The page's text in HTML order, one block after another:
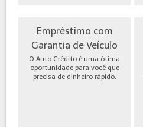
Empréstimo com
Garantia de Veículo
O Auto Crédito é uma ótima
oportunidade para você que
precisa de dinheiro rápido.